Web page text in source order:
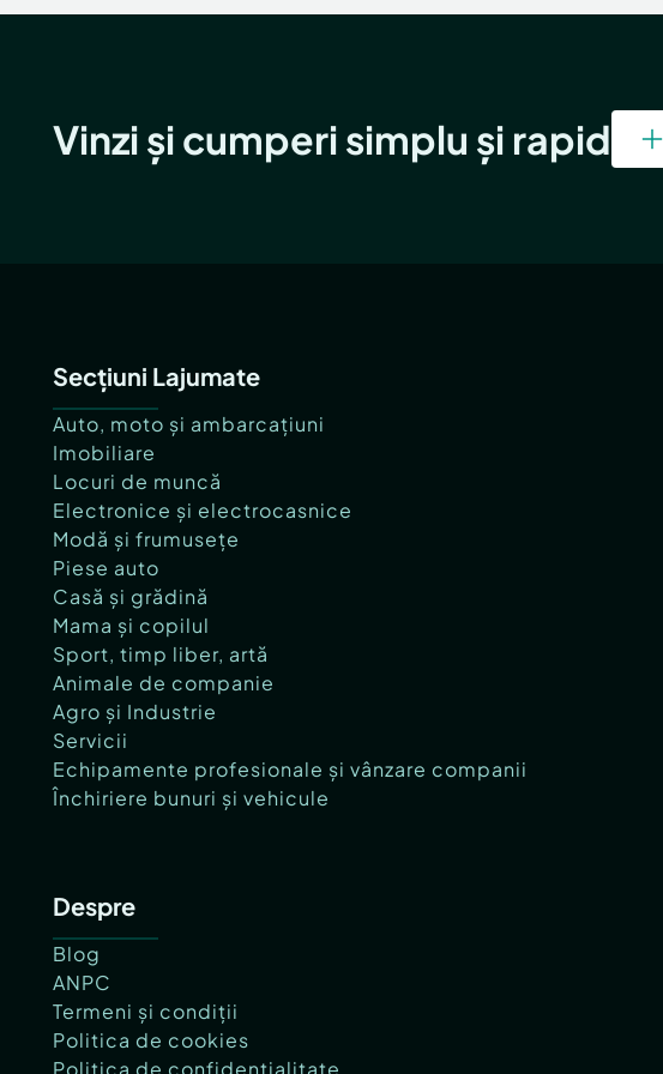
Vinzi și cumperi simplu și rapid
Secțiuni Lajumate
Auto, moto și ambarcațiuni
Imobiliare
Locuri de muncă
Electronice și electrocasnice
Modă și frumusețe
Piese auto
Casă și grădină
Mama și copilul
Sport, timp liber, artă
Animale de companie
Agro și Industrie
Servicii
Echipamente profesionale și vânzare companii
Închiriere bunuri și vehicule
Despre
Blog
ANPC
Termeni și condiții
Politica de cookies
Politica de confidențialitate